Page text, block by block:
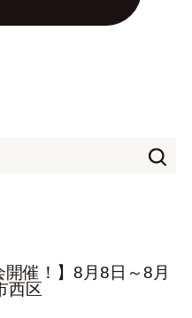
開催！】8月8日～8月
西区